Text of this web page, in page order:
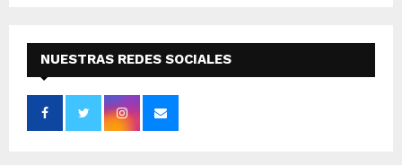
NUESTRAS REDES SOCIALES